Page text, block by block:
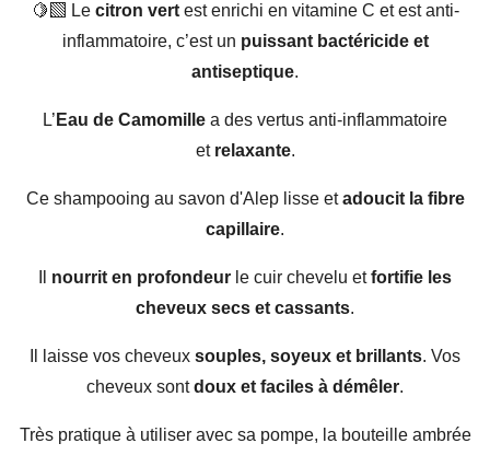
🍋‍🟩 Le citron vert est enrichi en vitamine C et est anti-
inflammatoire, c’est un puissant bactéricide et
antiseptique.
L’ Eau de Camomille a des vertus anti-inflammatoire
et relaxante.
Ce shampooing au savon d'Alep lisse et adoucit la fibre
capillaire.
nourrit en profondeur le cuir chevelu et fortifie les
cheveux secs et cassants.
Il laisse vos cheveux souples, soyeux et brillants. Vos
cheveux sont doux et faciles à démêler.
Très pratique à utiliser avec sa pompe, la bouteille ambrée